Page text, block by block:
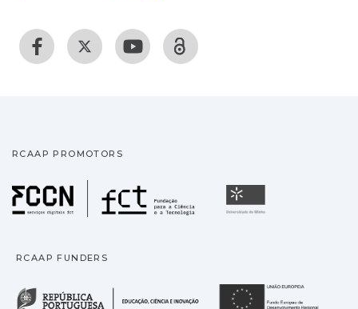
RCAAP PROMOTORS
Fundação para a
RCAAP FUNDERS
República Portuguesa